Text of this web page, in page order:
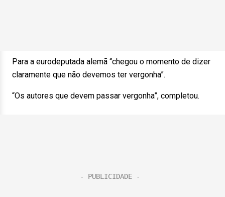
Para a eurodeputada alemã “chegou o momento de dizer
claramente que não devemos ter vergonha”.
“Os autores que devem passar vergonha”, completou.